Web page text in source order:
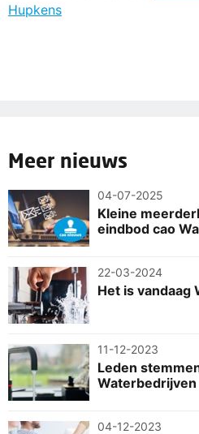
Hupkens
Meer nieuws
04-07-2025
Kleine
eindbod cao
22-03-2024
Het is vandaag
11-12-2023
Leden
Waterbedrijven
04-12-2023